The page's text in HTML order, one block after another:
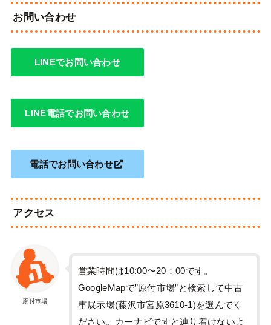
お問い合わせ
LINEでお問い合わせ
LINE電話でお問い合わせ
電話でお問い合わせ
アクセス
原付市場
営業時間は10:00〜20：00です。
GoogleMapで”原付市場”と検索して中古
車展示場(藤沢市宮原3610-1)を選んでく
ださい。カーナビですと辿り着けないよ